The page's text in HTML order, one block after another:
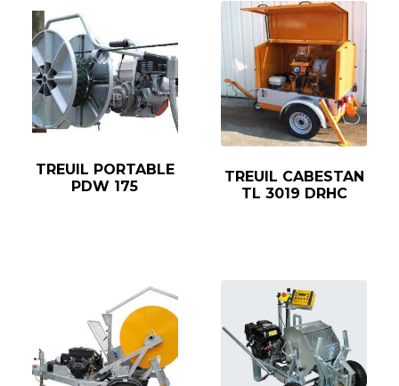
TREUIL PORTABLE
PDW 175
TREUIL CABESTAN
TL 3019 DRHC